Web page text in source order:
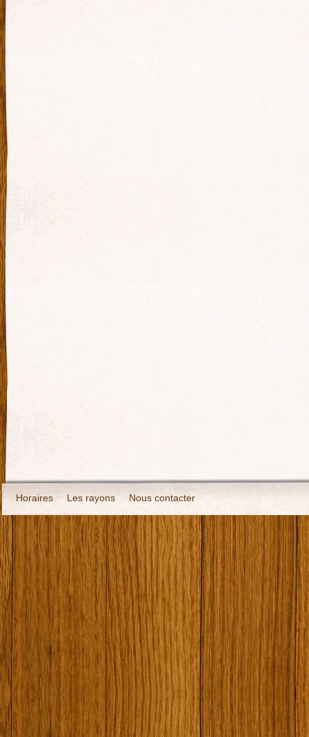
Horaires Les rayons Nous contacter